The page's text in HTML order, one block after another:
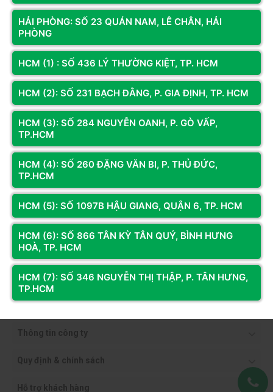
KÊNH THÔNG TIN
Fanpage
Youtube
Thông tin công ty
Quy định & chính sách
Hỗ trợ khách hàng
HẢI PHÒNG: SỐ 23 QUÁN NAM, LÊ CHÂN, HẢI
PHÒNG
HCM (1) : SỐ 436 LÝ THƯỜNG KIỆT, TP. HCM
HCM (2): SỐ 231 BẠCH ĐẰNG, P. GIA ĐỊNH, TP. HCM
HCM (3): SỐ 284 NGUYỄN OANH, P. GÒ VẤP,
TP.HCM
HCM (4): SỐ 260 ĐẶNG VĂN BI, P. THỦ ĐỨC,
TP.HCM
HCM (5): SỐ 1097B HẬU GIANG, QUẬN 6, TP. HCM
HCM (6): SỐ 866 TÂN KỲ TÂN QUÝ, BÌNH HƯNG
HOÀ, TP. HCM
HCM (7): SỐ 346 NGUYỄN THỊ THẬP, P. TÂN HƯNG,
TP.HCM